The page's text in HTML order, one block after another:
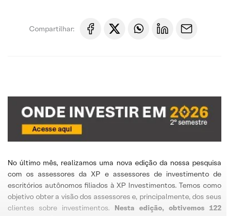
Compartilhar:
No último mês, realizamos uma nova edição da nossa pesquisa
com os assessores da XP e assessores de investimento de
escritórios autônomos filiados à XP Investimentos. Temos como
objetivo obter a visão dos assessores e, principalmente, dos seus
clientes sobre investimentos. Nesta edição, obtivemos 122